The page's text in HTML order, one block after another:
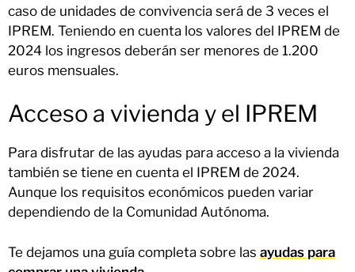
caso de unidades de convivencia será de 3 veces el
IPREM. Teniendo en cuenta los valores del IPREM de
2024 los ingresos deberán ser menores de 1.200
euros mensuales.
Acceso a vivienda y el IPREM
Para disfrutar de las ayudas para acceso a la vivienda
también se tiene en cuenta el IPREM de 2024.
Aunque los requisitos económicos pueden variar
dependiendo de la Comunidad Autónoma.
Te dejamos una guía completa sobre las ayudas para